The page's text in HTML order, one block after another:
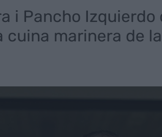
i Pancho
cuina marinera de